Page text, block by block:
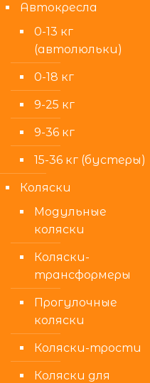
Автокресла
0-13 кг
(автолюльки)
0-18 кг
9-25 кг
9-36 кг
15-36 кг (бустеры)
Коляски
Модульные
коляски
Коляски-
трансформеры
Прогулочные
коляски
Коляски-трости
Коляски для